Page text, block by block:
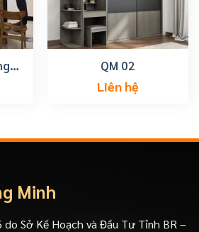
QM 02
Liên hệ
Minh
Sở Kế Hoạch và Đầu Tư Tỉnh BR –